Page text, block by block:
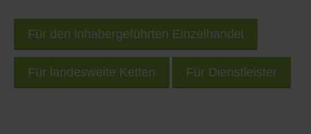
Für den inhabergeführten Einzelhandel
Für landesweite Ketten Für Dienstleister